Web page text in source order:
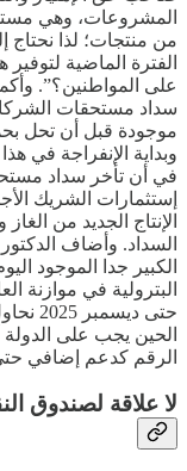
المشروعات، وهي
الفترة الماضية
على المواطنين؟”.
سداد مستحقات
موجودة قبل أن تحل
وبداية الإنفراجة في
في أن تأخر سداد
إستثمارات الشريك
الإنتاج الجديد من
السداد. وأضاف
البترولية في موازنة
حتى
الحين يجب على
الرقم كدعم إضافي
لا علاقة لصندوق